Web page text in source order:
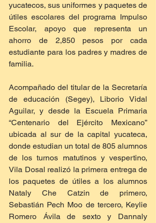
yucatecos, sus uniformes y paquetes de
útiles escolares del programa Impulso
Escolar, apoyo que representa un
ahorro de 2,850 pesos por cada
estudiante para los padres y madres de
familia.
Acompañado del titular de la Secretaría
de educación (Segey), Liborio Vidal
Aguilar, y desde la Escuela Primaria
“Centenario del Ejército Mexicano”
ubicada al sur de la capital yucateca,
donde estudian un total de 805 alumnos
de los turnos matutinos y vespertino,
Vila Dosal realizó la primera entrega de
los paquetes de útiles a los alumnos
Nataly Che Catzin de primero,
Sebastián Pech Moo de tercero, Keylie
Romero Ávila de sexto y Dannaly